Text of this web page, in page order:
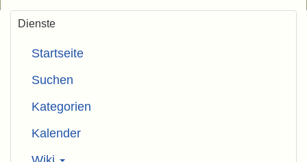
Dienste
Startseite
Suchen
Kategorien
Kalender